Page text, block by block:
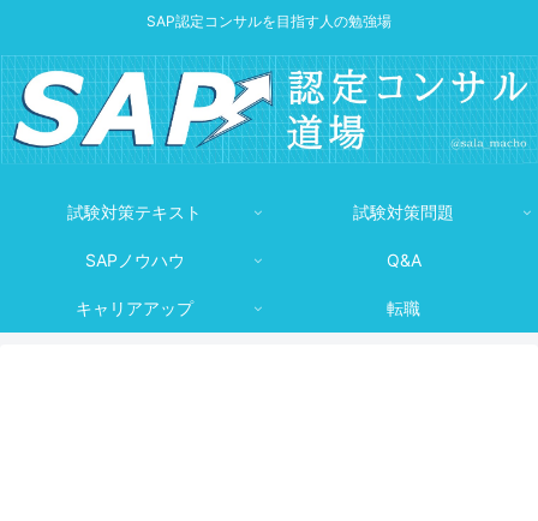
SAP認定コンサルを目指す人の勉強場
試験対策テキスト 試験対策問題
SAPノウハウ Q&A
キャリアアップ 転職